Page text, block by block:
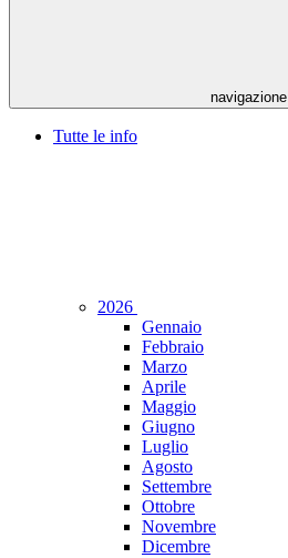
navigazione
Tutte le info
2026
Gennaio
Febbraio
Marzo
Aprile
Maggio
Giugno
Luglio
Agosto
Settembre
Ottobre
Novembre
Dicembre